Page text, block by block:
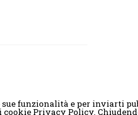
funzionalità e per inviarti
Privacy Policy.